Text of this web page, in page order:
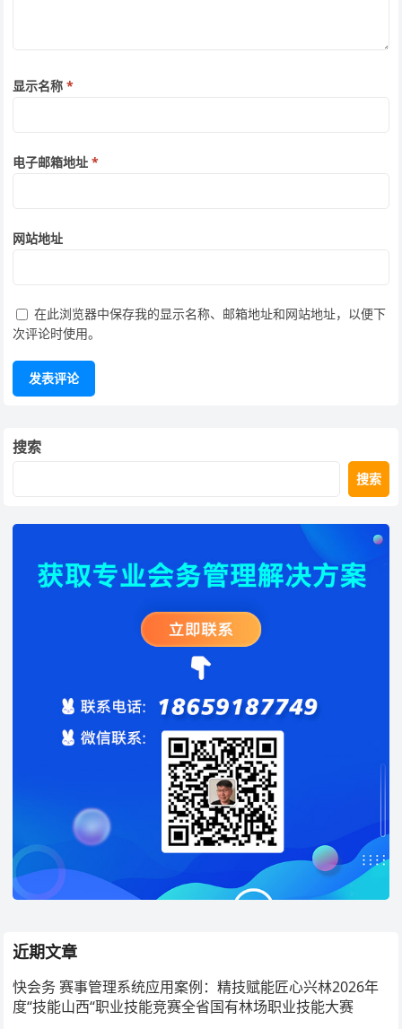
显示名称*
电子邮箱地址*
网站地址
在此浏览器中保存我的显示名称、邮箱地址和网站地址，以便下
次评论时使用。
搜索
搜索
近期文章
快会务 赛事管理系统应用案例：精技赋能匠心兴林2026年
度“技能山西“职业技能竞赛全省国有林场职业技能大赛